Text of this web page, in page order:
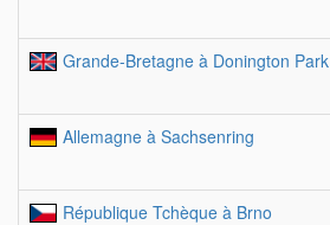
Grande-Bretagne à Donington Park
Allemagne à Sachsenring
République Tchèque à Brno